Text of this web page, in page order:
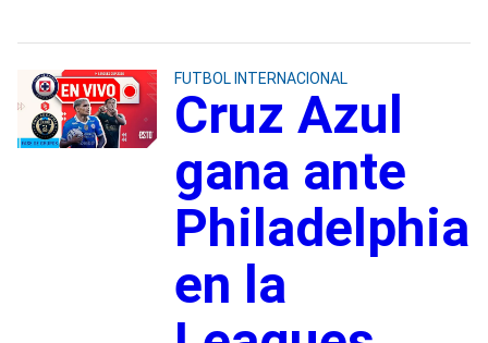
FUTBOL INTERNACIONAL
Cruz Azul
gana ante
Philadelphia
en la